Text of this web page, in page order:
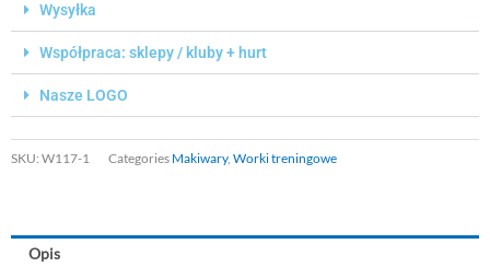
Makiwara
PEŁNA
Wysyłka
Współpraca: sklepy / kluby + hurt
Nasze LOGO
SKU: W117-1 Categories Makiwary, Worki treningowe
Opis